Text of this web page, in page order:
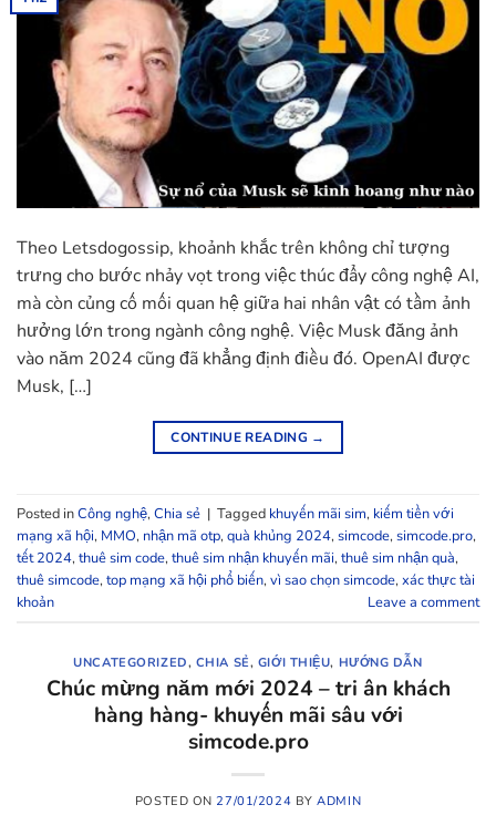
Theo Letsdogossip, khoảnh khắc trên không chỉ tượng
trưng cho bước nhảy vọt trong việc thúc đẩy công nghệ AI,
mà còn củng cố mối quan hệ giữa hai nhân vật có tầm ảnh
hưởng lớn trong ngành công nghệ. Việc Musk đăng ảnh
vào năm 2024 cũng đã khẳng định điều đó. OpenAI được
Musk, […]
CONTINUE READING →
Posted inCông nghệ, Chia sẻ | Tagged khuyến mãi sim, kiếm tiền với
mạng xã hội, MMO, nhận mã otp, quà khủng 2024, simcode, simcode.pro,
tết 2024, thuê sim code, thuê sim nhận khuyến mãi, thuê sim nhận quà,
thuê simcode, top mạng xã hội phổ biến, vì sao chọn simcode, xác thực tài
khoản
Leave a comment
UNCATEGORIZED, CHIA SẺ, GIỚI THIỆU, HƯỚNG DẪN
Chúc mừng năm mới 2024 – tri ân khách
hàng hàng- khuyến mãi sâu với
simcode.pro
POSTED ON27/01/2024 BYADMIN